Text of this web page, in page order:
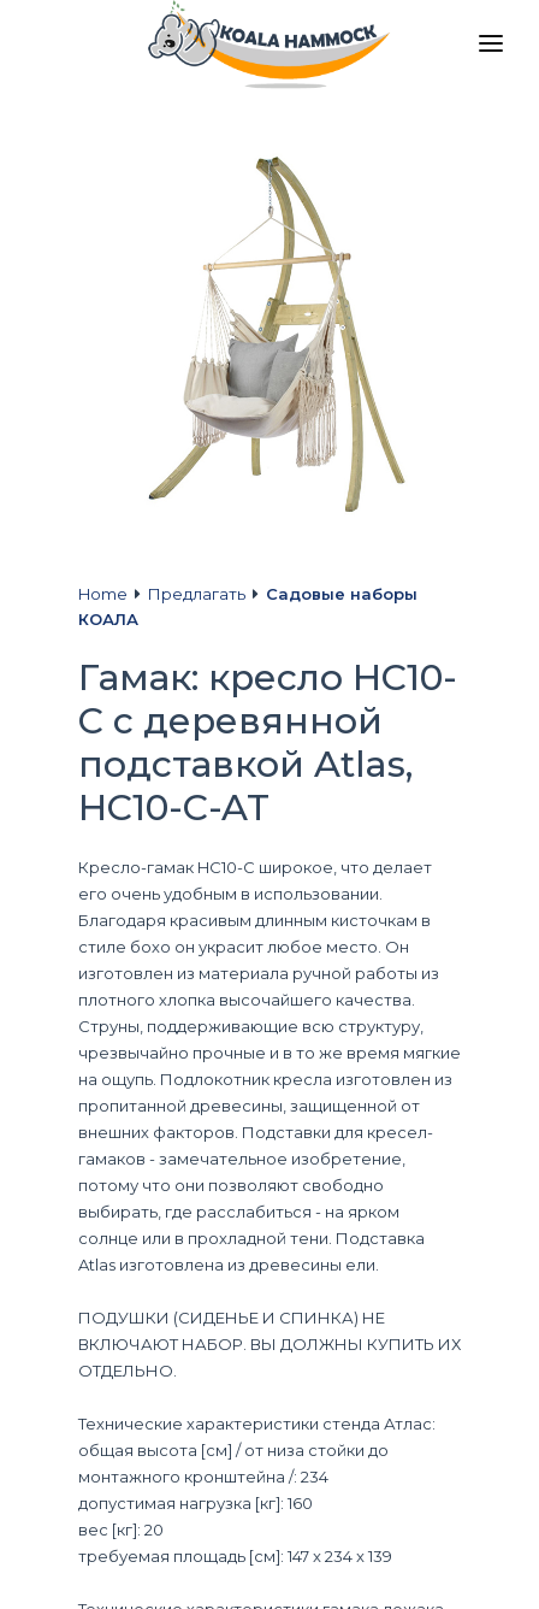
БУДЬ НАШИМ ДИТРИБЬЮТОРОМ
Home Предлагать
Садовые наборы
КОАЛА
Гамак: кресло HC10-
C с деревянной
подставкой Atlas,
HC10-C-AT
Кресло-гамак HC10-C широкое, что делает
его очень удобным в использовании.
Благодаря красивым длинным кисточкам в
стиле бохо он украсит любое место. Он
изготовлен из материала ручной работы из
плотного хлопка высочайшего качества.
Струны, поддерживающие всю структуру,
чрезвычайно прочные и в то же время мягкие
на ощупь. Подлокотник кресла изготовлен из
пропитанной древесины, защищенной от
внешних факторов. Подставки для кресел-
гамаков - замечательное изобретение,
потому что они позволяют свободно
выбирать, где расслабиться - на ярком
солнце или в прохладной тени. Подставка
Atlas изготовлена ​​из древесины ели.
ПОДУШКИ (СИДЕНЬЕ И СПИНКА) НЕ
ВКЛЮЧАЮТ НАБОР. ВЫ ДОЛЖНЫ КУПИТЬ ИХ
ОТДЕЛЬНО.
Технические характеристики стенда Атлас:
общая высота [см] / от низа стойки до
монтажного кронштейна /: 234
допустимая нагрузка [кг]: 160
вес [кг]: 20
требуемая площадь [см]: 147 x 234 x 139